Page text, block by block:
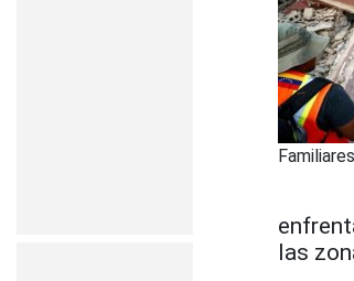
las